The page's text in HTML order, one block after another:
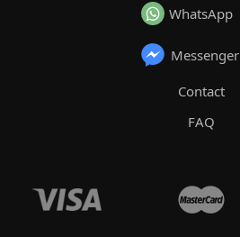
WhatsApp
Messenger
Contact
FAQ